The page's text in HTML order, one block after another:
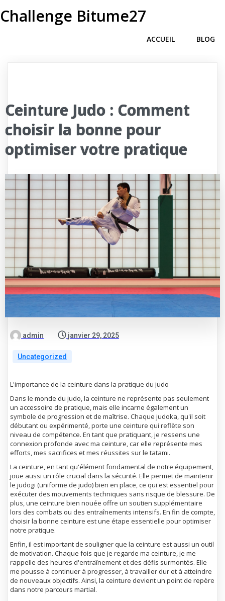
Challenge Bitume27
ACCUEIL BLOG
Ceinture Judo : Comment
choisir la bonne pour
optimiser votre pratique
admin janvier 29, 2025
Uncategorized
L'importance de la ceinture dans la pratique du judo
Dans le monde du judo, la ceinture ne représente pas seulement
un accessoire de pratique, mais elle incarne également un
symbole de progression et de maîtrise. Chaque judoka, qu'il soit
débutant ou expérimenté, porte une ceinture qui reflète son
niveau de compétence. En tant que pratiquant, je ressens une
connexion profonde avec ma ceinture, car elle représente mes
efforts, mes sacrifices et mes réussites sur le tatami.
La ceinture, en tant qu'élément fondamental de notre équipement,
joue aussi un rôle crucial dans la sécurité. Elle permet de maintenir
le judogi (uniforme de judo) bien en place, ce qui est essentiel pour
exécuter des mouvements techniques sans risque de blessure. De
plus, une ceinture bien nouée offre un soutien supplémentaire
lors des combats ou des entraînements intensifs. En fin de compte,
choisir la bonne ceinture est une étape essentielle pour optimiser
notre pratique.
Enfin, il est important de souligner que la ceinture est aussi un outil
de motivation. Chaque fois que je regarde ma ceinture, je me
rappelle des heures d'entraînement et des défis surmontés. Elle
me pousse à continuer à progresser, à travailler dur et à atteindre
de nouveaux objectifs. Ainsi, la ceinture devient un point de repère
dans notre parcours martial.